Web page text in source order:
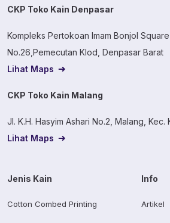
CKP Toko Kain Denpasar
Kompleks Pertokoan Imam Bonjol
No.26,Pemecutan Klod, Denpasar Barat
Lihat Maps
CKP Toko Kain Malang
Jl. K.H. Hasyim Ashari No.2, Malang, Kec.
Lihat Maps
Jenis Kain
Cotton Combed Printing
Info
Artikel